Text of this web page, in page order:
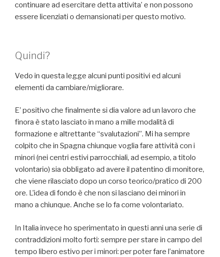
continuare ad esercitare detta attivita’ e non possono
essere licenziati o demansionati per questo motivo.
Quindi?
Vedo in questa legge alcuni punti positivi ed alcuni
elementi da cambiare/migliorare.
E’ positivo che finalmente si dia valore ad un lavoro che
finora è stato lasciato in mano a mille modalità di
formazione e altrettante “svalutazioni”. Mi ha sempre
colpito che in Spagna chiunque voglia fare attività con i
minori (nei centri estivi parrocchiali, ad esempio, a titolo
volontario) sia obbligato ad avere il patentino di monitore,
che viene rilasciato dopo un corso teorico/pratico di 200
ore. L’idea di fondo è che non si lasciano dei minori in
mano a chiunque. Anche se lo fa come volontariato.
In Italia invece ho sperimentato in questi anni una serie di
contraddizioni molto forti: sempre per stare in campo del
tempo libero estivo per i minori: per poter fare l’animatore